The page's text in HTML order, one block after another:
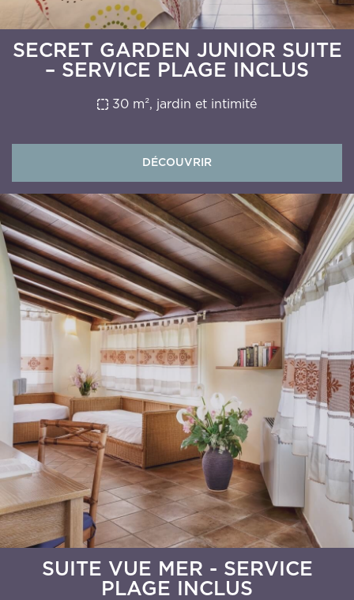
SECRET GARDEN JUNIOR SUITE
– SERVICE PLAGE INCLUS
30 m², jardin et intimité
DÉCOUVRIR
SUITE VUE MER - SERVICE
PLAGE INCLUS